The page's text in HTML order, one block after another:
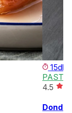
15dk
PASTA
4.5